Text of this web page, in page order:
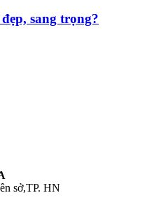
sang trọng?
sở,TP. HN